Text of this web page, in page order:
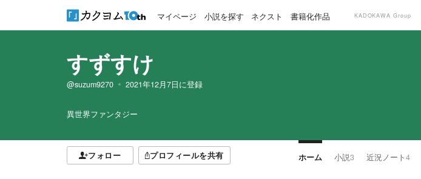
マイページ 小説を探す ネクスト 書籍化作品 KADOKAWA Group
すずすけ
@suzum9270 2021年12月7日に登録
異世界ファンタジー
フォロー プロフィールを共有 ホーム 小説3 近況ノート4